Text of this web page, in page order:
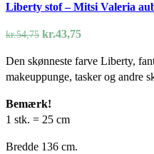
Liberty stof – Mitsi Valeria
kr.54,75 Den
pris
var:
kr.43,75Den
pris
er:
Den skønneste farve Liberty,
makeuppunge, tasker og andre
Bemærk!
1 stk. = 25 cm
Bredde 136 cm.